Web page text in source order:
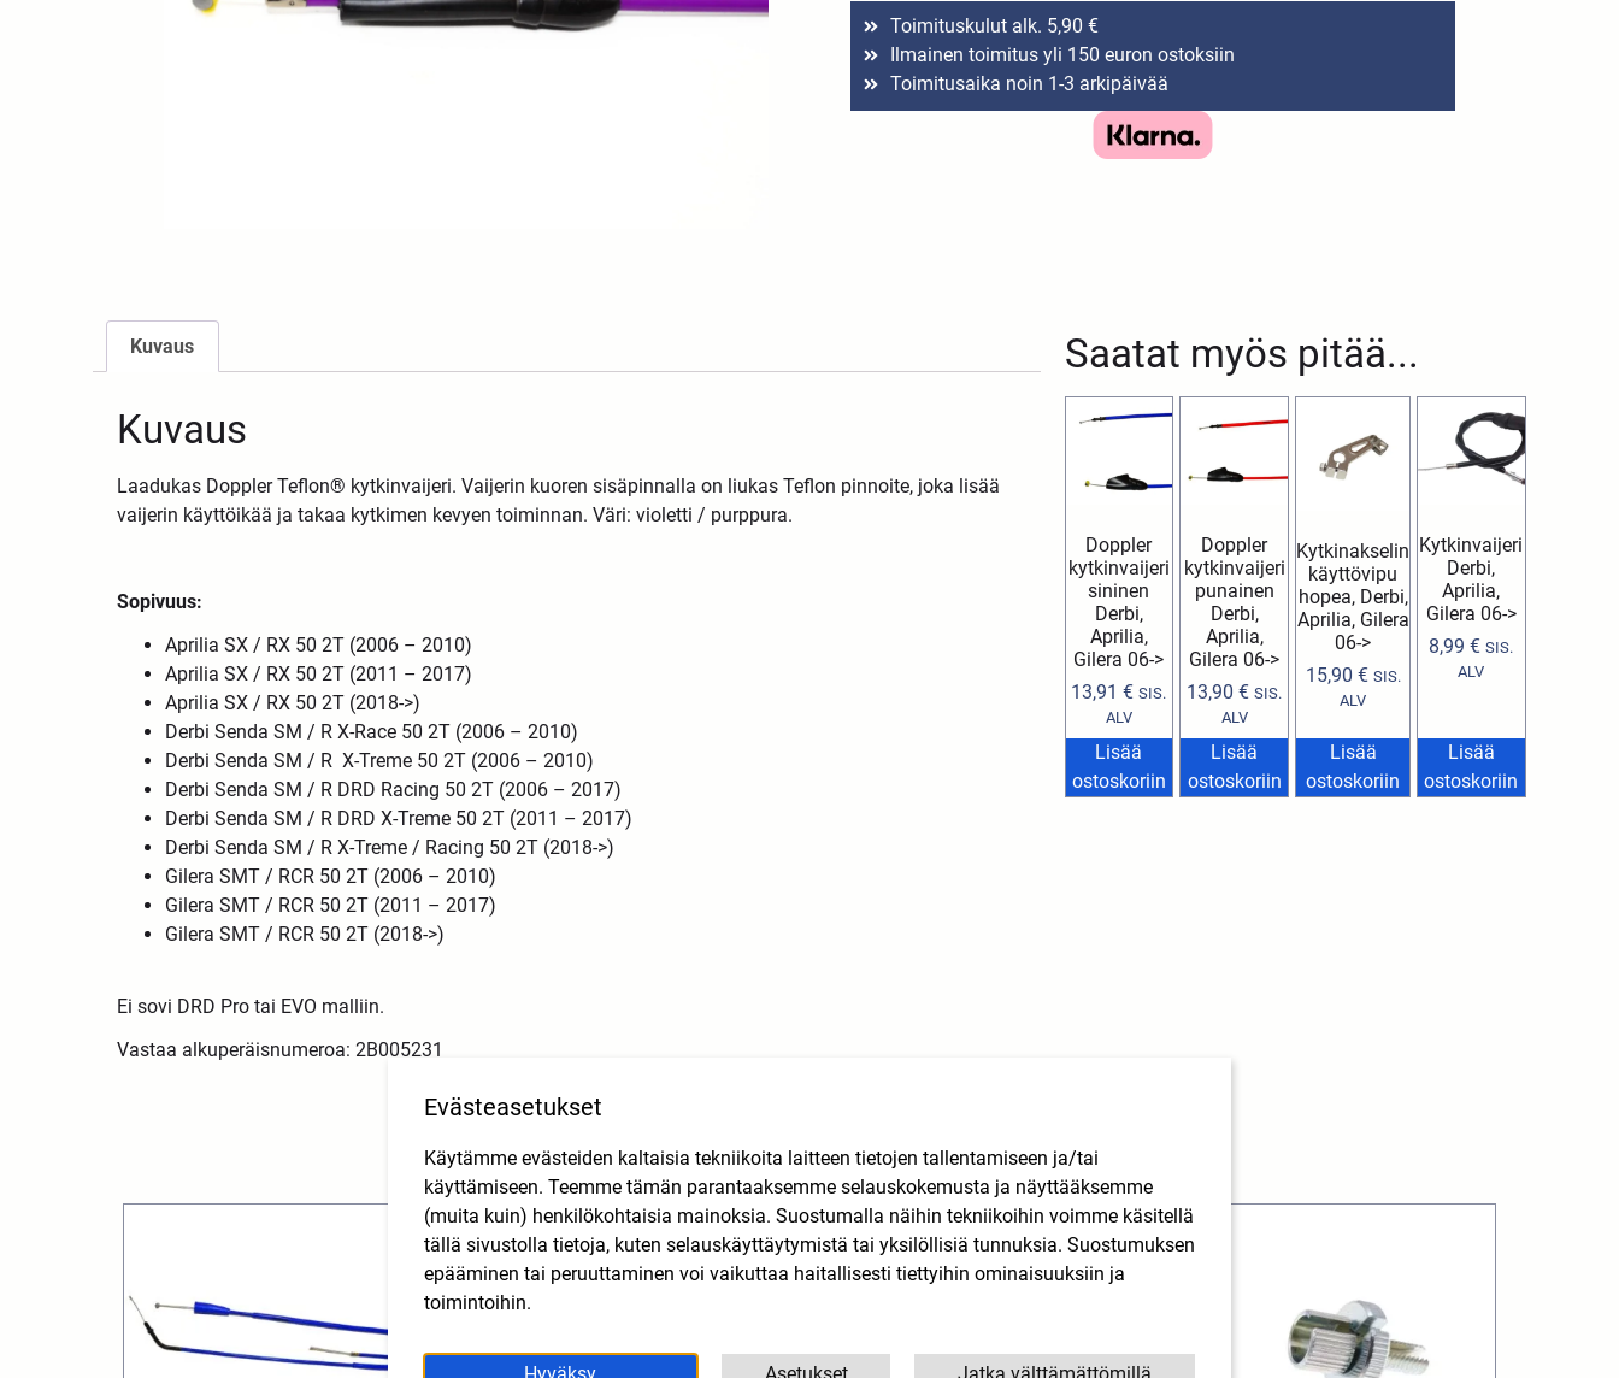
Toimituskulut alk. 5,90 €
Ilmainen toimitus yli 150 euron ostoksiin
Toimitusaika noin 1-3 arkipäivää
Saatat myös pitää...
Doppler
kytkinvaijeri
sininen
Derbi,
Aprilia,
Gilera 06->
13,91€ SIS.
ALV
Lisää
ostoskoriin
Doppler
kytkinvaijeri
punainen
Derbi,
Aprilia,
Gilera 06->
13,90€ SIS.
ALV
Lisää
ostoskoriin
Kytkinakselin
käyttövipu
hopea, Derbi,
Aprilia, Gilera
06->
15,90 € SIS.
ALV
Lisää
ostoskoriin
Kytkinvaijeri
Derbi,
Aprilia,
Gilera 06->
8,99€ SIS.
ALV
Lisää
ostoskoriin
Kuvaus
Kuvaus
Laadukas Doppler Teflon® kytkinvaijeri. Vaijerin kuoren sisäpinnalla on liukas Teflon pinnoite, joka lisää
vaijerin käyttöikää ja takaa kytkimen kevyen toiminnan. Väri: violetti / purppura.
Sopivuus:
Aprilia SX / RX 50 2T (2006 – 2010)
Aprilia SX / RX 50 2T (2011 – 2017)
Aprilia SX / RX 50 2T (2018->)
Derbi Senda SM / R X-Race 50 2T (2006 – 2010)
Derbi Senda SM / R X-Treme 50 2T (2006 – 2010)
Derbi Senda SM / R DRD Racing 50 2T (2006 – 2017)
Derbi Senda SM / R DRD X-Treme 50 2T (2011 – 2017)
Derbi Senda SM / R X-Treme / Racing 50 2T (2018->)
Gilera SMT / RCR 50 2T (2006 – 2010)
Gilera SMT / RCR 50 2T (2011 – 2017)
Gilera SMT / RCR 50 2T (2018->)
Ei sovi DRD Pro tai EVO malliin.
Vastaa alkuperäisnumeroa: 2B005231
Tutustu myös
Evästeasetukset
Käytämme evästeiden kaltaisia tekniikoita laitteen tietojen tallentamiseen ja/tai
käyttämiseen. Teemme tämän parantaaksemme selauskokemusta ja näyttääksemme
(muita kuin) henkilökohtaisia mainoksia. Suostumalla näihin tekniikoihin voimme käsitellä
tällä sivustolla tietoja, kuten selauskäyttäytymistä tai yksilöllisiä tunnuksia. Suostumuksen
epääminen tai peruuttaminen voi vaikuttaa haitallisesti tiettyihin ominaisuuksiin ja
toimintoihin.
Hyväksy Asetukset Jatka välttämättömillä